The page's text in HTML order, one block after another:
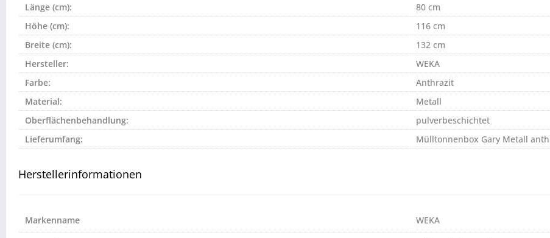
Länge (cm):
80 cm
Höhe (cm):
116 cm
Breite (cm):
132 cm
Hersteller:
WEKA
Farbe:
Anthrazit
Material:
Metall
Oberflächenbehandlung:
pulverbeschichtet
Lieferumfang:
Mülltonnenbox Gary Metall
Herstellerinformationen
Markenname WEKA